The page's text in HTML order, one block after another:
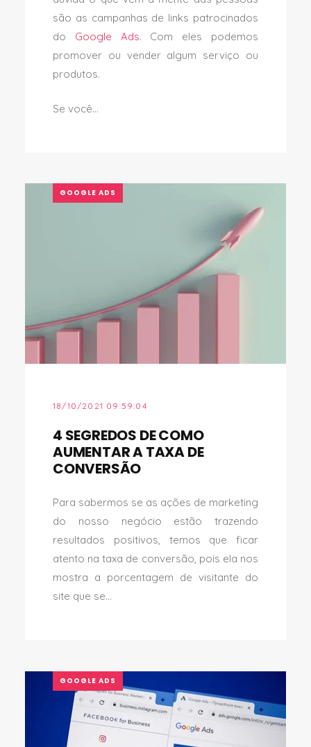
são as campanhas de links patrocinados
do Google Ads. Com eles podemos
promover ou vender algum serviço ou
produtos.
Se você...
GOOGLE ADS
18/10/2021 09:59:04
4 SEGREDOS DE COMO
AUMENTAR A TAXA DE
CONVERSÃO
Para sabermos se as ações de marketing
do nosso negócio estão trazendo
resultados positivos, temos que ficar
atento na taxa de conversão, pois ela nos
mostra a porcentagem de visitante do
site que se...
GOOGLE ADS